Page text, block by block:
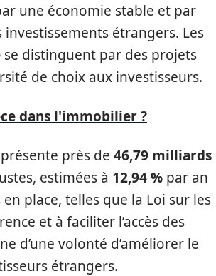
une économie stable et par
étrangers. Les
se distinguent par des projets
de choix aux investisseurs.
dans l'immobilier ?
près de 46,79 milliards
estimées à 12,94 % par an
place, telles que la Loi sur les
et à faciliter l’accès des
d’une volonté d’améliorer le
étrangers.